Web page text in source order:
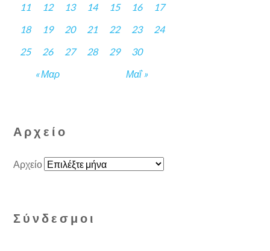
« Μαρ Μαΐ »
11
12 13 14 15 16
17
18
19 20 21 22 23
24
25
26 27 28 29 30
Αρχείο
Αρχείο
Σύνδεσμοι